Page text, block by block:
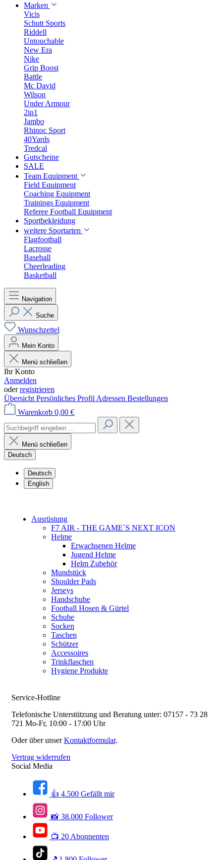
Marken
Vicis
Schutt Sports
Riddell
Untouchable
New Era
Nike
Grip Boost
Battle
Mc David
Wilson
Under Armour
2in1
Jambo
Rhinoc Sport
40Yards
Tredcal
Gutscheine
SALE
Team Equipment
Field Equipment
Coaching Equipment
Trainings Equipment
Referee Football Equipment
Sportbekleidung
weitere Sportarten
Flagfootball
Lacrosse
Baseball
Cheerleading
Basketball
Navigation
Suche
Wunschzettel
Mein Konto
Menü schließen
Ihr Konto
Anmelden
oderregistrieren
Übersicht Persönliches Profil Adressen Bestellungen
Warenkorb 0,00 €
Menü schließen
Deutsch
Deutsch
English
Ausrüstung
F7 AIR - THE GAME`S NEXT ICON
Helme
Erwachsenen Helme
Jugend Helme
Helm Zubehör
Mundstück
Shoulder Pads
Jerseys
Handschuhe
Football Hosen & Gürtel
Schuhe
Socken
Taschen
Schützer
Accessoires
Trinkflaschen
Hygiene Produkte
Service-Hotline
Telefonische Unterstützung und Beratung unter: 07157 - 73 28
721 Mo-Fr, 10:00 - 17:00 Uhr
Oder über unserKontaktformular.
Vertrag widerrufen
Social Media
👍 4.500 Gefällt mir
📸 38.000 Follower
📺 20 Abonnenten